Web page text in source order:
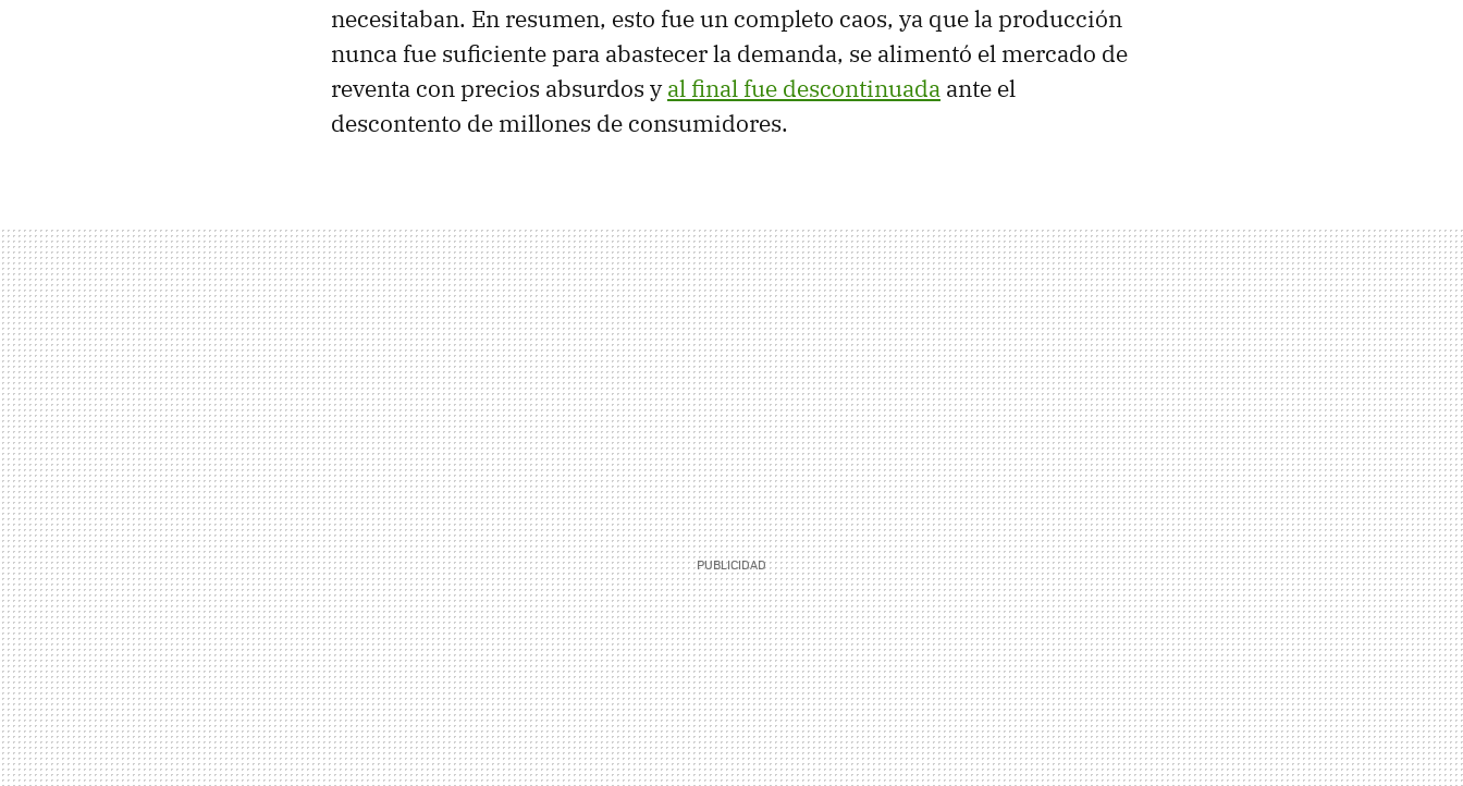
necesitaban. En resumen, esto fue un completo caos, ya que la producción
nunca fue suficiente para abastecer la demanda, se alimentó el mercado de
reventa con precios absurdos yal final fue descontinuada ante el
descontento de millones de consumidores.